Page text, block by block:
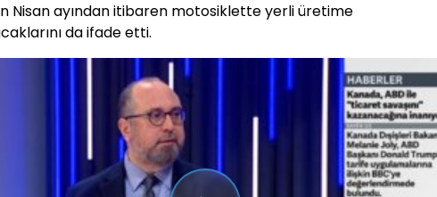
Nisan ayından itibaren motosiklette yerli üretime
da ifade etti.